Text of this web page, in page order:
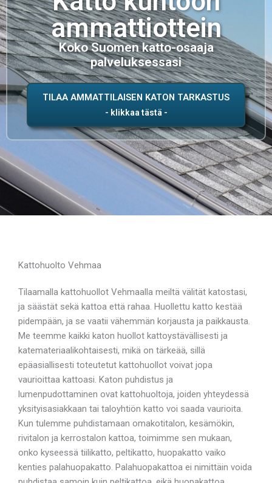
ammattiottein
Koko Suomen katto-osaaja
palveluksessasi
TILAA AMMATTILAISEN KATON TARKASTUS
Kattohuolto Vehmaa
Tilaamalla kattohuollot Vehmaalla meiltä välität katostasi,
ja säästät sekä kattoa että rahaa. Huollettu katto kestää
pidempään, ja se vaatii vähemmän korjausta ja paikkausta.
Me teemme kaikki katon huollot kattoystävällisesti ja
katemateriaalikohtaisesti, mikä on tärkeää, sillä
epäasiallisesti toteutetut kattohuollot voivat jopa
vaurioittaa kattoasi. Katon puhdistus ja
lumenpudottaminen ovat kattohuoltoja, joiden yhteydessä
yksityisasiakkaan tai taloyhtiön katto voi saada vaurioita.
Kun tulemme puhdistamaan omakotitalon, kesämökin,
rivitalon ja kerrostalon kattoa, toimimme sen mukaan,
onko kyseessä tiilikatto, peltikatto, huopakatto vaiko
kenties palahuopakatto. Palahuopakattoa ei nimittäin voida